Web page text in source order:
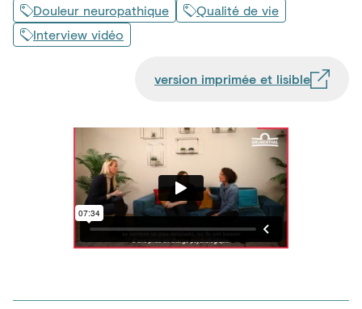
Douleur neuropathique
Qualité de vie
Interview vidéo
version imprimée et lisible